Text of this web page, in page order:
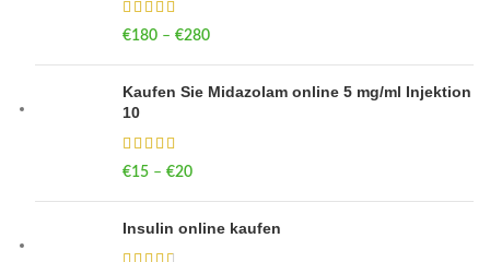
€180 – €280
Kaufen Sie Midazolam online 5 mg/ml Injektion
10
€15 – €20
Insulin online kaufen